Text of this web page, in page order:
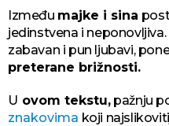
Između majke i sina
jedinstvena i
zabavan i pun ljubavi,
preterane brižnosti.
U ovom tekstu,pažnju
znakovima koji